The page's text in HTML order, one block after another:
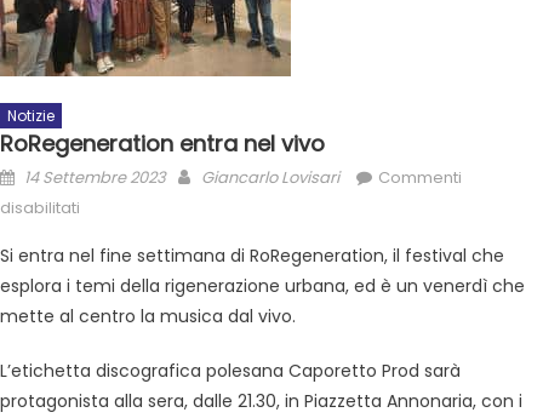
Notizie
RoRegeneration entra nel vivo
14 Settembre 2023 Giancarlo Lovisari
Commenti
disabilitati
Si entra nel fine settimana di RoRegeneration, il festival che
esplora i temi della rigenerazione urbana, ed è un venerdì che
mette al centro la musica dal vivo.
L’etichetta discografica polesana Caporetto Prod sarà
protagonista alla sera, dalle 21.30, in Piazzetta Annonaria, con i